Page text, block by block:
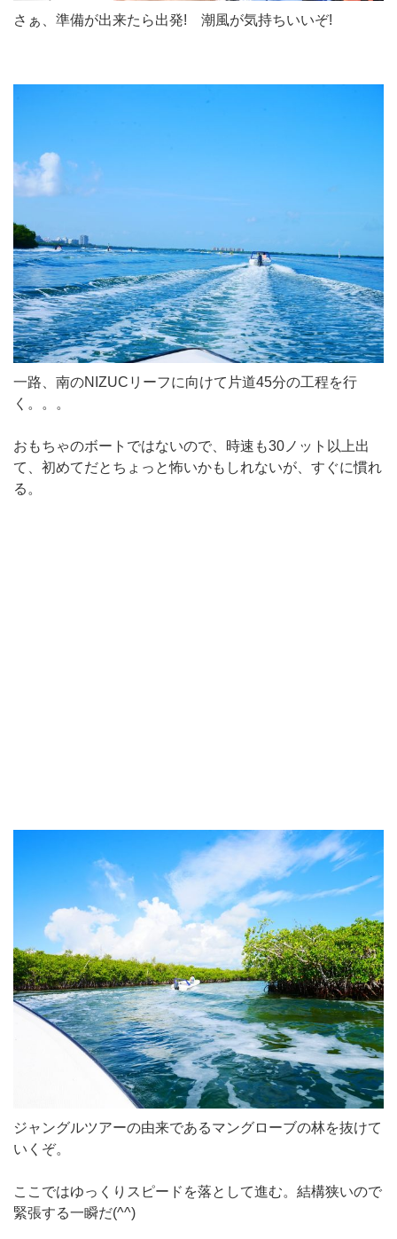
さぁ、準備が出来たら出発! 潮風が気持ちいいぞ!
一路、南のNIZUCリーフに向けて片道45分の工程を行
く。。。
おもちゃのボートではないので、時速も30ノット以上出
て、初めてだとちょっと怖いかもしれないが、すぐに慣れ
る。
ジャングルツアーの由来であるマングローブの林を抜けて
いくぞ。
ここではゆっくりスピードを落として進む。結構狭いので
緊張する一瞬だ(^^)